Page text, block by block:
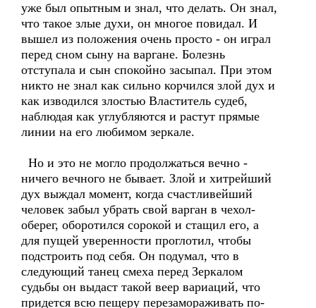
уже был опытным и знал, что делать. Он знал,
что такое злые духи, он многое повидал. И
вышел из положения очень просто - он играл
перед сном сыну на варгане. Болезнь
отступала и сын спокойно засыпал. При этом
никто не знал как сильно корчился злой дух и
как изводился злостью Властитель судеб,
наблюдая как углубляются и растут прямые
линии на его любимом зеркале.
Но и это не могло продолжаться вечно -
ничего вечного не бывает. Злой и хитрейший
дух выждал момент, когда счастливейший
человек забыл убрать свой варган в чехол-
оберег, оборотился сорокой и стащил его, а
для пущей уверенности проглотил, чтобы
подстроить под себя. Он подумал, что в
следующий танец смеха перед Зеркалом
судьбы он выдаст такой веер вариаций, что
придется всю пещеру перезамораживать по-